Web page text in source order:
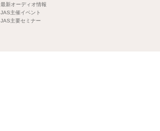
最新オーディオ情報
JAS主催イベント
JAS主要セミナー